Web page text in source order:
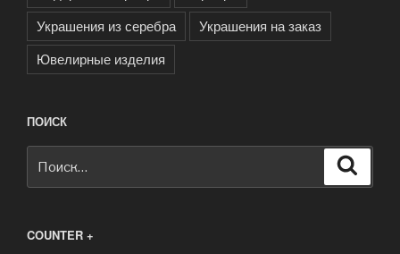
Украшения из серебра
Украшения на заказ
Ювелирные изделия
ПОИСК
COUNTER +